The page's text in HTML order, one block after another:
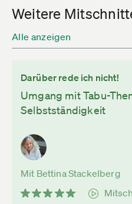
Weitere
Alle anzeigen
Darüber rede ich nicht!
Umgang mit Tabu-
Selbstständigkeit
Mit Bettina Stackelberg